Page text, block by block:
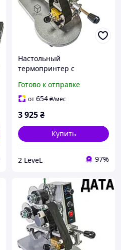
Настольный
термопринтер с
Полуавтоматический
ручной термодатер с
Hualian
Готово к отправке
от654₴/мес
3 925₴
Купить
2 LeveL 97%